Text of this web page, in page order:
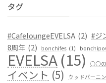
タグ
#CafeloungeEVELSA (2) #ジ
8周年 (2) bonchifes (1)
EVELSA(15) ○○の
イベント (5) ウッドバーニ